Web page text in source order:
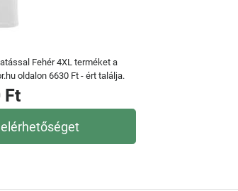
Fehér 4XL terméket a
oldalon 6630 Ft - ért találja.
Ft